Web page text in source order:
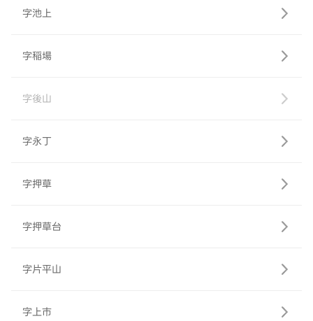
字池上
字稲場
字後山
字永丁
字押草
字押草台
字片平山
字上市